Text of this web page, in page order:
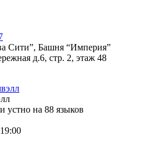
Сити”, Башня “Империя”
д.6, стр. 2, этаж 48
устно на 88 языков